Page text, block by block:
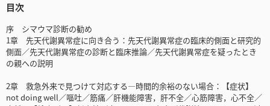
目次
序 シマウマ診断の勧め
1章 先天代謝異常症に向き合う：先天代謝異常症の臨床的側面と研究的
側面／先天代謝異常症の診断と臨床推論／先天代謝異常症を疑ったとき
の親への説明
2章 救急外来で見つけて対応する―時間的余裕のない場合：【症状】
not doing well／嘔吐／筋痛／肝機能障害，肝不全／心筋障害，心不全／